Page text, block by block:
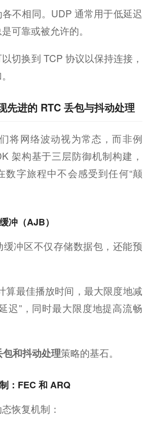
不相同。UDP 通常用于低延迟
可靠或被允许的。
切换到 TCP 协议以保持连接，
先进的 RTC 丢包与抖动处理
将网络波动视为常态，而非例
架构基于三层防御机制构建，
数字旅程中不会感受到任何“颠
冲（AJB）
冲区不仅存储数据包，还能预
算最佳播放时间，最大限度地减
迟”，同时最大限度地提高流畅
包和抖动处理策略的基石。
：FEC 和 ARQ
恢复机制：